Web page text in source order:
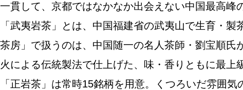
一貫して、京都ではなかなか出会えない中国最高峰
「武夷岩茶」とは、中国福建省の武夷山で生育・
茶房」で扱うのは、中国随一の名人茶師・劉宝順
火による伝統製法で仕上げた、味・香りともに最上
「正岩茶」は常時15銘柄を用意。くつろいだ雰囲